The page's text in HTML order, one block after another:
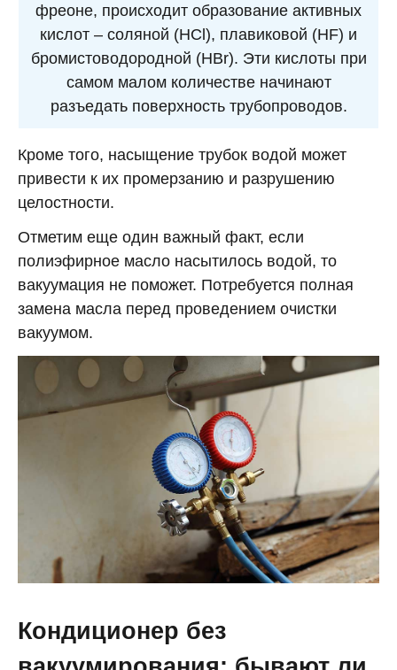
фреоне, происходит образование активных
кислот – соляной (HCl), плавиковой (HF) и
бромистоводородной (HBr). Эти кислоты при
самом малом количестве начинают
разъедать поверхность трубопроводов.
Кроме того, насыщение трубок водой может
привести к их промерзанию и разрушению
целостности.
Отметим еще один важный факт, если
полиэфирное масло насытилось водой, то
вакуумация не поможет. Потребуется полная
замена масла перед проведением очистки
вакуумом.
Кондиционер без